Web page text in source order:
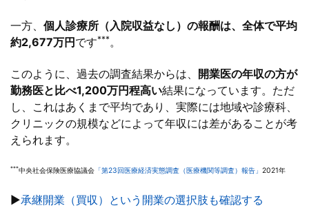
一方、 個人診療所（入院収益なし）の報酬は、全体で平均
約2,677万円 です***。
このように、過去の調査結果からは、 開業医の年収の方が
勤務医と比べ1,200万円程高い結果になっています。ただ
し、これはあくまで平均であり、実際には地域や診療科、
クリニックの規模などによって年収には差があることが考
えられます。
***中央社会保険医療協議会 「第23回医療経済実態調査（医療機関等調査）報告」 2021年
▶承継開業（買収）という開業の選択肢も確認する